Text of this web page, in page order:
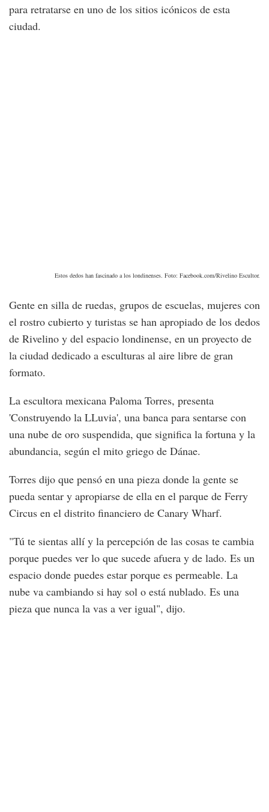
para retratarse en uno de los sitios icónicos de esta
ciudad.
Estos dedos han fascinado a los londinenses. Foto: Facebook.com/Rivelino Escultor.
Gente en silla de ruedas, grupos de escuelas, mujeres con
el rostro cubierto y turistas se han apropiado de los dedos
de Rivelino y del espacio londinense, en un proyecto de
la ciudad dedicado a esculturas al aire libre de gran
formato.
La escultora mexicana Paloma Torres, presenta
'Construyendo la LLuvia', una banca para sentarse con
una nube de oro suspendida, que significa la fortuna y la
abundancia, según el mito griego de Dánae.
Torres dijo que pensó en una pieza donde la gente se
pueda sentar y apropiarse de ella en el parque de Ferry
Circus en el distrito financiero de Canary Wharf.
"Tú te sientas allí y la percepción de las cosas te cambia
porque puedes ver lo que sucede afuera y de lado. Es un
espacio donde puedes estar porque es permeable. La
nube va cambiando si hay sol o está nublado. Es una
pieza que nunca la vas a ver igual", dijo.